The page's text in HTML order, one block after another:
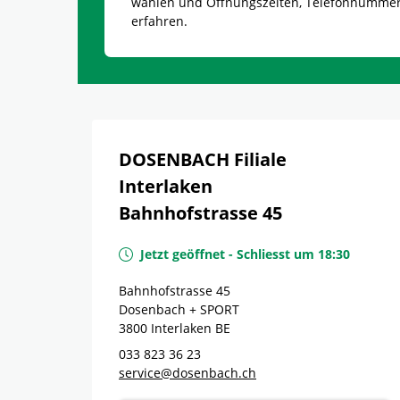
erfahren.
DOSENBACH Filiale
Interlaken
Bahnhofstrasse 45
Jetzt geöffnet - Schliesst um 18:30
Bahnhofstrasse 45
Dosenbach + SPORT
3800 Interlaken BE
033 823 36 23
service@dosenbach.ch